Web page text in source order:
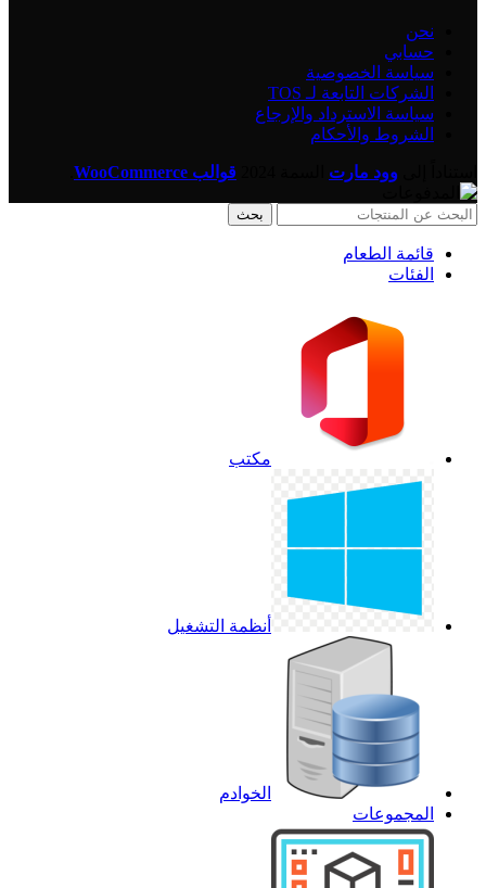
نحن
حسابي
سياسة الخصوصية
الشركات التابعة لـ TOS
سياسة الاسترداد والإرجاع
الشروط والأحكام
وود مارت قوالب WooCommerce
بحث
قائمة الطعام
الفئات
مكتب
أنظمة التشغيل
الخوادم
المجموعات